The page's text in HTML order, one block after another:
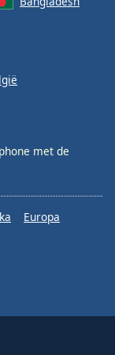
met de
Europa